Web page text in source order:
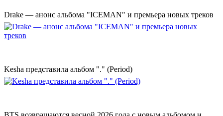
Drake — анонс альбома "ICEMAN" и премьера новых треков
Kesha представила альбом "." (Period)